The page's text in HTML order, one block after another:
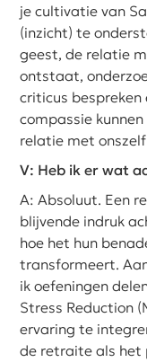
je cultivatie van
(inzicht) te
geest, de relatie
ontstaat,
criticus bespreken
compassie
relatie met
V: Heb ik er wat
A: Absoluut. Een
blijvende indruk
hoe het hun
transformeert.
ik oefeningen
Stress Reduction
ervaring te
de retraite als het